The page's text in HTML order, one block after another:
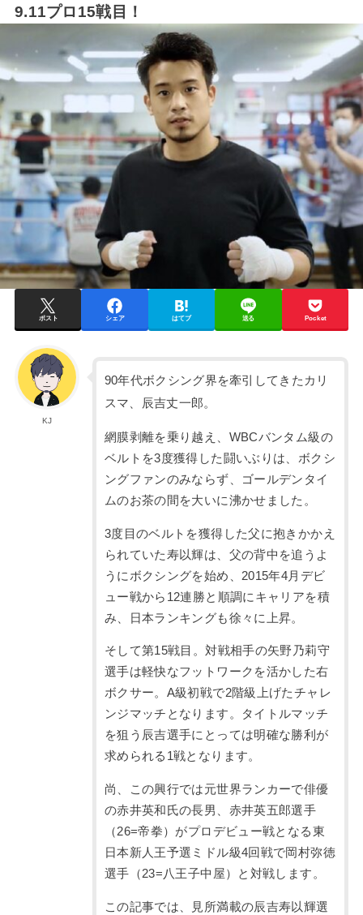
9.11プロ15戦目！
ポスト シェア はてブ 送る Pocket
KJ
90年代ボクシング界を牽引してきたカリ
スマ、辰吉丈一郎。
網膜剥離を乗り越え、WBCバンタム級の
ベルトを3度獲得した闘いぶりは、ボクシ
ングファンのみならず、ゴールデンタイ
ムのお茶の間を大いに沸かせました。
3度目のベルトを獲得した父に抱きかかえ
られていた寿以輝は、父の背中を追うよ
うにボクシングを始め、2015年4月デビ
ュー戦から12連勝と順調にキャリアを積
み、日本ランキングも徐々に上昇。
そして第15戦目。対戦相手の矢野乃莉守
選手は軽快なフットワークを活かした右
ボクサー。A級初戦で2階級上げたチャレ
ンジマッチとなります。タイトルマッチ
を狙う辰吉選手にとっては明確な勝利が
求められる1戦となります。
尚、この興行では元世界ランカーで俳優
の赤井英和氏の長男、赤井英五郎選手
（26=帝拳）がプロデビュー戦となる東
日本新人王予選ミドル級4回戦で岡村弥徳
選手（23=八王子中屋）と対戦します。
この記事では、見所満載の辰吉寿以輝選